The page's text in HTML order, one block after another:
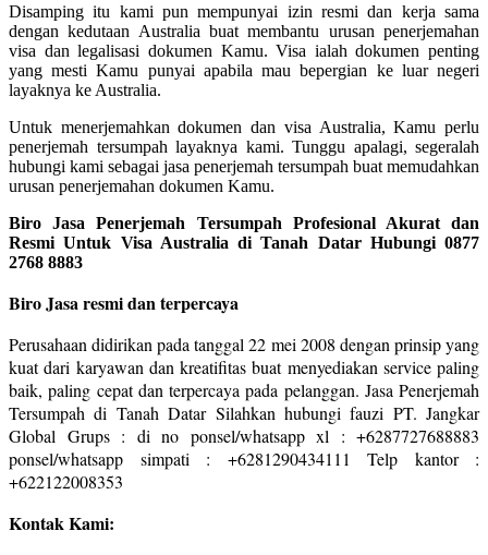
Disamping itu kami pun mempunyai izin resmi dan kerja sama
dengan kedutaan Australia buat membantu urusan penerjemahan
visa dan legalisasi dokumen Kamu. Visa ialah dokumen penting
yang mesti Kamu punyai apabila mau bepergian ke luar negeri
layaknya ke Australia.
Untuk menerjemahkan dokumen dan visa Australia, Kamu perlu
penerjemah tersumpah layaknya kami. Tunggu apalagi, segeralah
hubungi kami sebagai jasa penerjemah tersumpah buat memudahkan
urusan penerjemahan dokumen Kamu.
Biro Jasa Penerjemah Tersumpah Profesional Akurat dan
Resmi Untuk Visa Australia di Tanah Datar Hubungi 0877
2768 8883
Biro Jasa resmi dan terpercaya
Perusahaan didirikan pada tanggal 22 mei 2008 dengan prinsip yang
kuat dari karyawan dan kreatifitas buat menyediakan service paling
baik, paling cepat dan terpercaya pada pelanggan. Jasa Penerjemah
Tersumpah di Tanah Datar Silahkan hubungi fauzi PT. Jangkar
Global Grups : di no ponsel/whatsapp xl : +6287727688883
ponsel/whatsapp simpati : +6281290434111 Telp kantor :
+622122008353
Kontak Kami: